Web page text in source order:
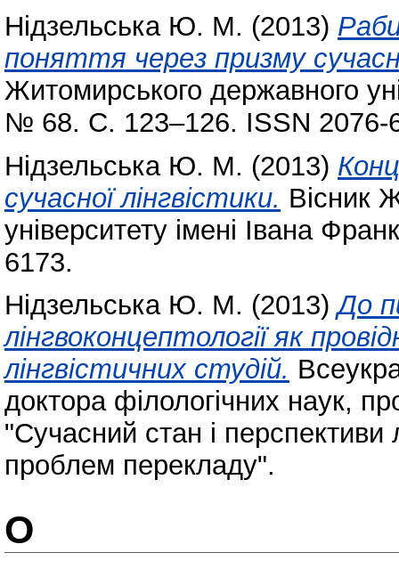
Нідзельська Ю. М. (2013)
поняття через призму
Житомирського державного
№ 68. С. 123–126. ISSN 2076-
Нідзельська Ю. М. (2013)
сучасної лінгвістики. Вісник
університету імені Івана
6173.
Нідзельська Ю. М. (2013)До
лінгвоконцептології як
лінгвістичних студій.
доктора філологічних наук,
"Сучасний стан і перспективи
проблем перекладу".
О